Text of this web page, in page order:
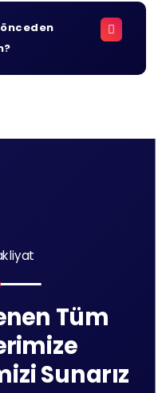
Tüm
Sunarız